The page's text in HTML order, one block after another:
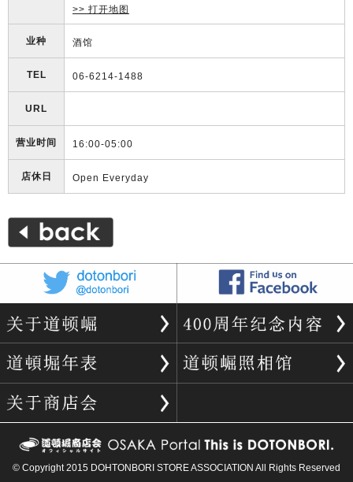
>> 打开地图
业种 酒馆
TEL 06-6214-1488
URL
营业时间 16:00-05:00
店休日 Open Everyday
© Copyright 2015 DOHTONBORI STORE ASSOCIATION All Rights Reserved